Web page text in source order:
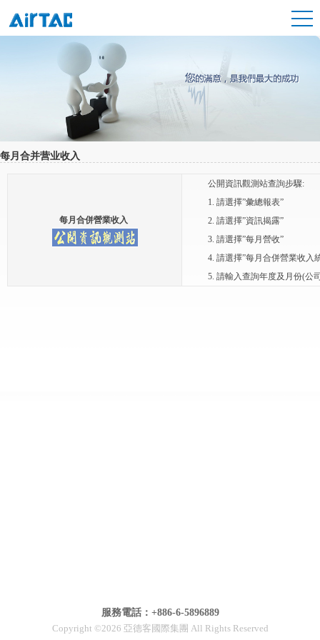
每月合并营业收入
每月合併營業收入
公開資訊觀測站查詢步驟:
1. 請選擇”彙總報表”
2. 請選擇”資訊揭露”
3. 請選擇”每月營收”
4. 請選擇”每月合併營業收入統
5. 請輸入查詢年度及月份(公司
服務電話：+886-6-5896889
Copyright ©2026 亞德客國際集團 All Rights Reserved